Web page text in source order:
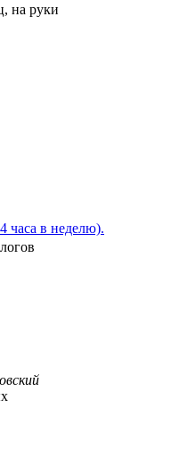
на руки
часа в неделю).